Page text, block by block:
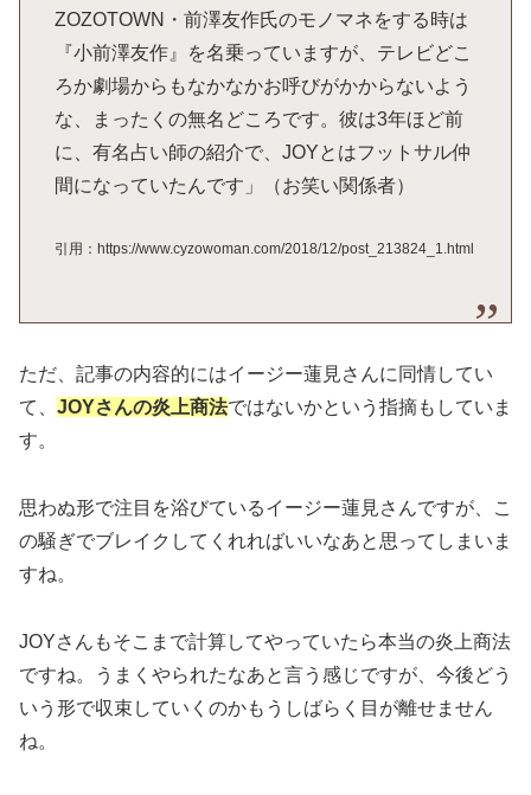
ZOZOTOWN・前澤友作氏のモノマネをする時は
『小前澤友作』を名乗っていますが、テレビどこ
ろか劇場からもなかなかお呼びがかからないよう
な、まったくの無名どころです。彼は3年ほど前
に、有名占い師の紹介で、JOYとはフットサル仲
間になっていたんです」（お笑い関係者）
引用：https://www.cyzowoman.com/2018/12/post_213824_1.html
ただ、記事の内容的にはイージー蓮見さんに同情してい
て、 JOYさんの炎上商法ではないかという指摘もしていま
す。
思わぬ形で注目を浴びているイージー蓮見さんですが、こ
の騒ぎでブレイクしてくれればいいなあと思ってしまいま
すね。
JOYさんもそこまで計算してやっていたら本当の炎上商法
ですね。うまくやられたなあと言う感じですが、今後どう
いう形で収束していくのかもうしばらく目が離せません
ね。